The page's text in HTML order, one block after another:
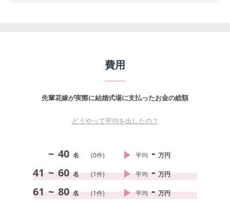
費用
先輩花嫁が実際に結婚式場に支払ったお金の総額
どうやって平均を出したの？
~ 40 名 (0件) 平均 - 万円
41 ~ 60 名 (1件) 平均 - 万円
61 ~ 80 名 (1件) 平均 - 万円